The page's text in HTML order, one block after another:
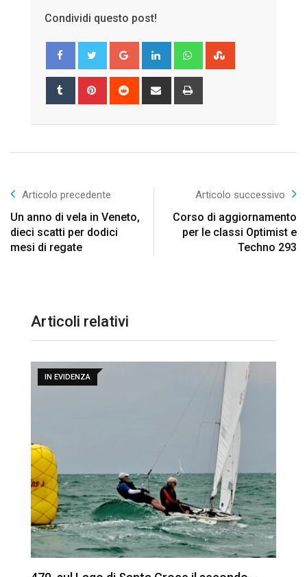
Condividi questo post!
Google+ LinkedIn Whatsapp
Tumblr Pinterest Reddit
Share
Articolo precedente
Un anno di vela in Veneto,
dieci scatti per dodici
mesi di regate
Articolo successivo
Corso di aggiornamento
per le classi Optimist e
Techno 293
Articoli relativi
IN EVIDENZA